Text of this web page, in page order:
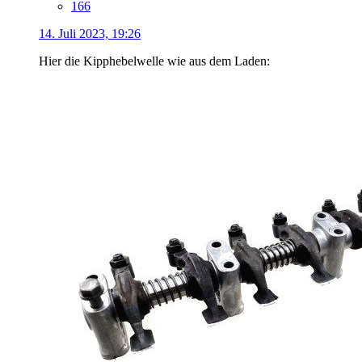
166
14. Juli 2023, 19:26
Hier die Kipphebelwelle wie aus dem Laden: